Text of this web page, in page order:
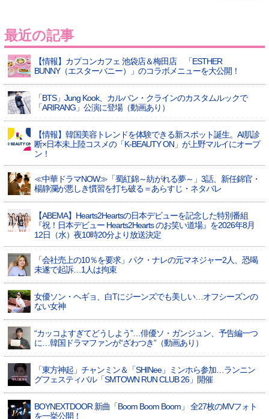
最近の記事
【情報】カプコンカフェ 池袋店＆梅田店 「ESTHER
BUNNY（エスターバニー）」のコラボメニューを大公開！
「BTS」Jung Kook、カルバン・クラインのカスタムルックで
「ARIRANG」公演に登場（動画あり）
【情報】韓国美容トレンドを体験できる新スポット誕生。AI肌診
断×日本未上陸コスメの「K-BEAUTY ON」が上野マルイにオープ
ン！
≪中華ドラマNOW≫「蜀紅錦～紡がれる夢～」3話、新任錦官・
楊静瀾が悪しき慣習を打ち破る＝あらすじ・ネタバレ
【ABEMA】Hearts2Heartsの日本デビューを記念した特別番組
『祝！日本デビュー Hearts2Hearts のお笑い道場』を2026年8月
12日（水）夜10時20分より放送決定
「会社売上の10％を要求」パク・ナレの元マネジャー2人、恐喝
未遂で起訴…1人は拘束
女優ソン・ヘギョ、白Tにジーンズでも美しい…オフシーズンの
ない女神
“カッコよすぎてどうしよう”…俳優ソ・ガンジュン、予告編一つ
に…韓国ドラマファンが“ざわつき”（動画あり）
「東方神起」チャンミン＆「SHINee」ミンホら参加…ランニン
グフェスティバル「SMTOWN RUN CLUB 26」開催
BOYNEXTDOOR 新曲「Boom Boom Boom」 全27枚のMVフォト
を一挙公開！